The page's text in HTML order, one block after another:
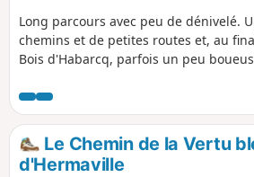
Long parcours avec peu de dénivelé.
chemins et de petites routes et, au
Bois d'Habarcq, parfois un peu
peu de voitures). Il y a eu une époque
et n'importe quoi !
Le Chemin de la Vertu
d'Hermaville